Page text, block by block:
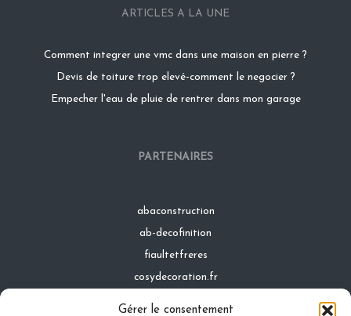
Gérer le consentement
ARTICLES A LA UNE
Comment integrer une vmc dans une maison en pierre ?
Devis de toiture trop elevé-comment le negocier ?
Empecher l'eau de pluie de rentrer dans mon garage
PARTENAIRES
abaconstruction
ab-decofinition
fiaultetfreres
cosydecoration.fr